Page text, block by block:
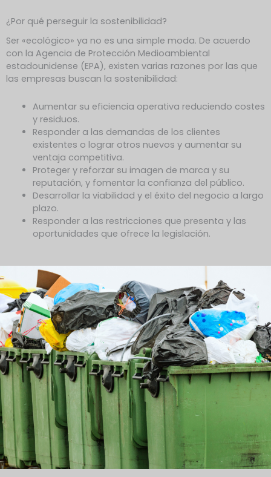
¿Por qué perseguir la sostenibilidad?
Ser «ecológico» ya no es una simple moda. De acuerdo
con la Agencia de Protección Medioambiental
estadounidense (EPA), existen varias razones por las que
las empresas buscan la sostenibilidad:
Aumentar su eficiencia operativa reduciendo costes
y residuos.
Responder a las demandas de los clientes
existentes o lograr otros nuevos y aumentar su
ventaja competitiva.
Proteger y reforzar su imagen de marca y su
reputación, y fomentar la confianza del público.
Desarrollar la viabilidad y el éxito del negocio a largo
plazo.
Responder a las restricciones que presenta y las
oportunidades que ofrece la legislación.